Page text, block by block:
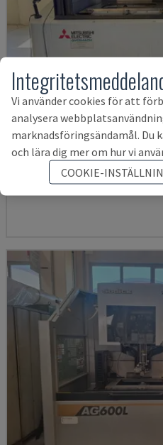
MV2400R
MITSUBISHI - TRÅDGNISTMASKIN
2017 4.000 tim.
Vi använder cookies för att
analysera
marknadsföringsändamål. Du
och lära dig mer om hur vi
COOKIE-